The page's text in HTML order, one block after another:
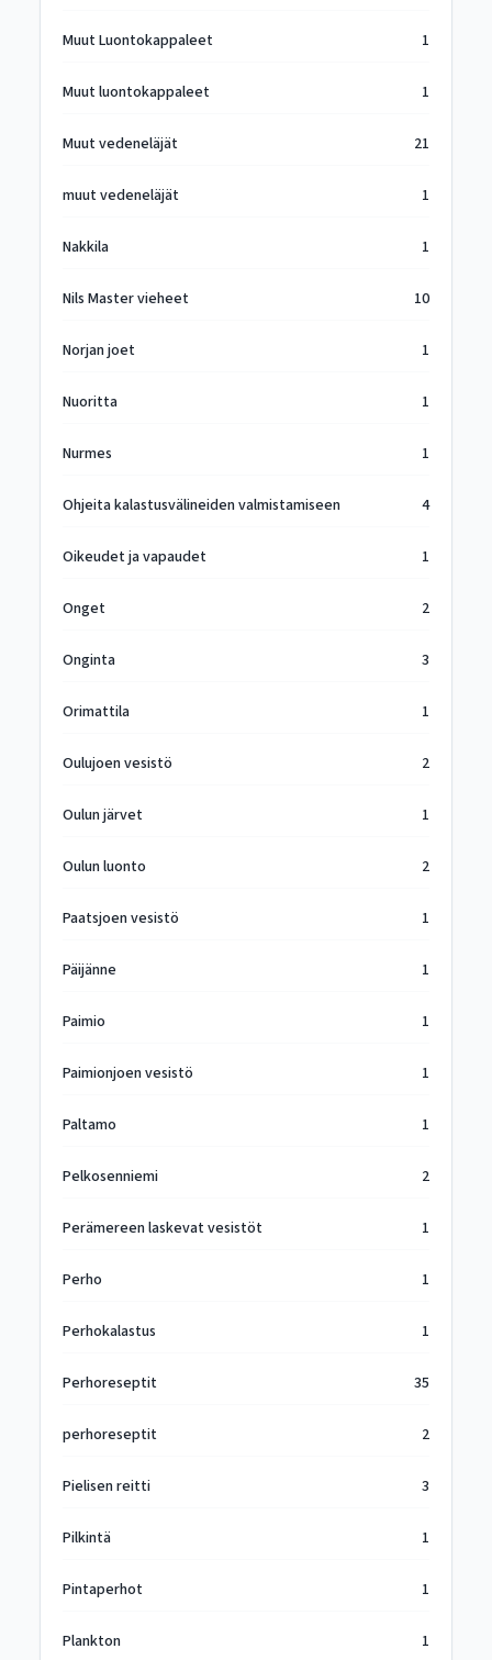
Muut Luontokappaleet 1
Muut luontokappaleet 1
Muut vedeneläjät 21
muut vedeneläjät 1
Nakkila 1
Nils Master vieheet 10
Norjan joet 1
Nuoritta 1
Nurmes 1
Ohjeita kalastusvälineiden valmistamiseen 4
Oikeudet ja vapaudet 1
Onget 2
Onginta 3
Orimattila 1
Oulujoen vesistö 2
Oulun järvet 1
Oulun luonto 2
Paatsjoen vesistö 1
Päijänne 1
Paimio 1
Paimionjoen vesistö 1
Paltamo 1
Pelkosenniemi 2
Perämereen laskevat vesistöt 1
Perho 1
Perhokalastus 1
Perhoreseptit 35
perhoreseptit 2
Pielisen reitti 3
Pilkintä 1
Pintaperhot 1
Plankton 1